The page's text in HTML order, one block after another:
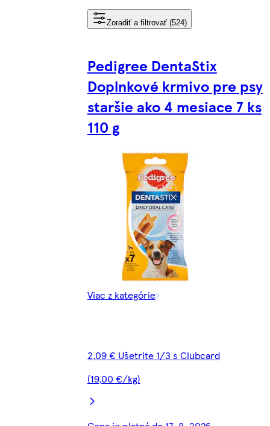
Zoradiť a filtrovať (524)
Pedigree DentaStix
Doplnkové krmivo pre psy
staršie ako 4 mesiace 7 ks
110 g
Viac z kategórie
2,09 € Ušetrite 1/3 s Clubcard
(19,00 €/kg)